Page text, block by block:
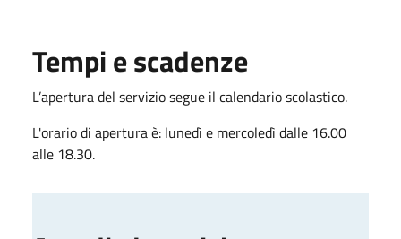
Tempi e scadenze
L’apertura del servizio segue il calendario scolastico.
L'orario di apertura è: lunedì e mercoledì dalle 16.00
alle 18.30.